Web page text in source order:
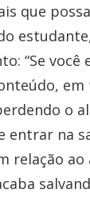
que
“Se você
o
entrar na
relação